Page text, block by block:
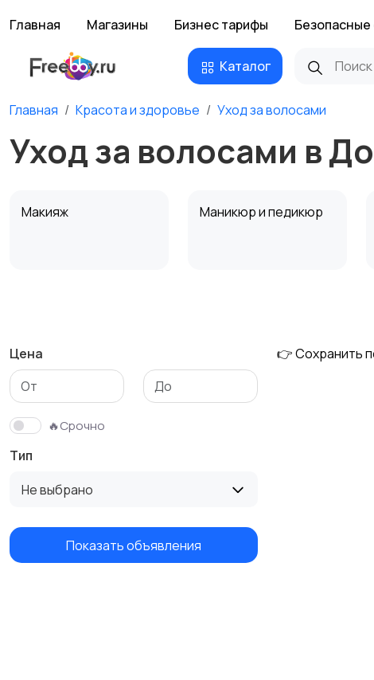
Главная Магазины Бизнес тарифы Безопасные
Каталог
Главная Красота и здоровье Уход за волосами
Уход за волосами в
Макияж Маникюр и педикюр
Цена
🔥Срочно
Тип
Не выбрано
Показать объявления
👉 Сохранить